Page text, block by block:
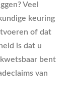
Veel
keuring
of dat
is dat u
bent
van